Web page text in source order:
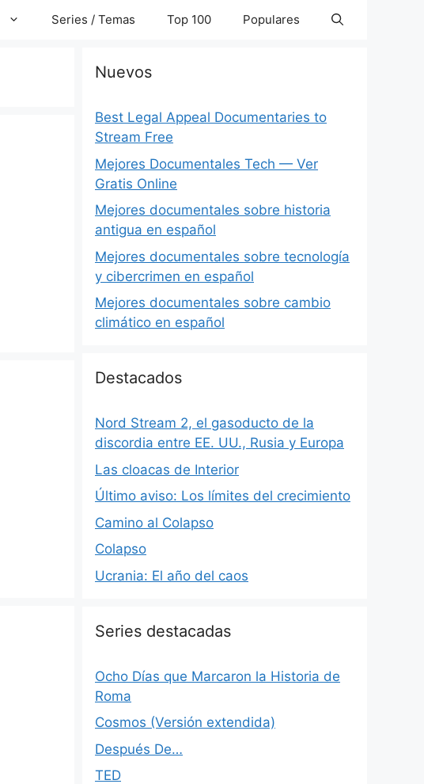
Series / Temas Top 100 Populares
Nuevos
Best Legal Appeal Documentaries to
Stream Free
Mejores Documentales Tech — Ver
Gratis Online
Mejores documentales sobre historia
antigua en español
Mejores documentales sobre tecnología
y cibercrimen en español
Mejores documentales sobre cambio
climático en español
Destacados
Nord Stream 2, el gasoducto de la
discordia entre EE. UU., Rusia y Europa
Las cloacas de Interior
Último aviso: Los límites del crecimiento
Camino al Colapso
Colapso
Ucrania: El año del caos
Series destacadas
Ocho Días que Marcaron la Historia de
Roma
Cosmos (Versión extendida)
Después De…
TED